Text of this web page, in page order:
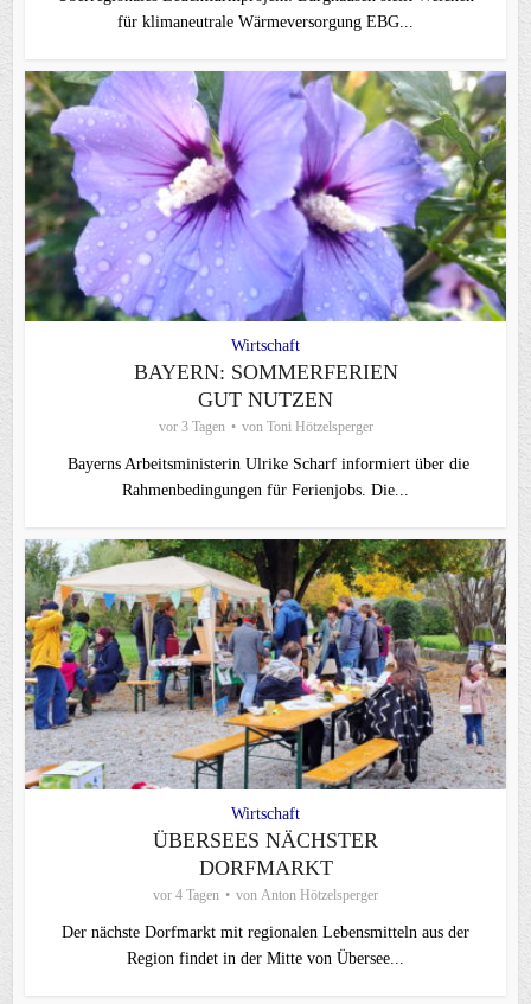
für klimaneutrale Wärmeversorgung EBG...
Wirtschaft
BAYERN: SOMMERFERIEN
GUT NUTZEN
vor 3 Tagen von Toni Hötzelsperger
Bayerns Arbeitsministerin Ulrike Scharf informiert über die
Rahmenbedingungen für Ferienjobs. Die...
Wirtschaft
ÜBERSEES NÄCHSTER
DORFMARKT
vor 4 Tagen von Anton Hötzelsperger
Der nächste Dorfmarkt mit regionalen Lebensmitteln aus der
Region findet in der Mitte von Übersee...